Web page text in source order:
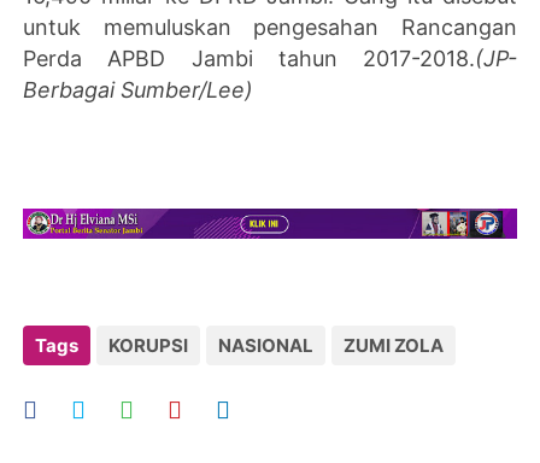
untuk memuluskan pengesahan Rancangan
Perda APBD Jambi tahun 2017-2018.(JP-
Berbagai Sumber/Lee)
Tags KORUPSI NASIONAL ZUMI ZOLA